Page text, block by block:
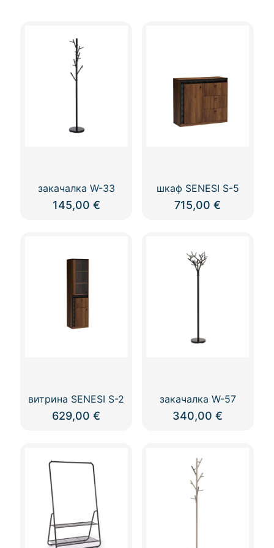
закачалка W-33
145,00 €
may
шкаф SENESI S-5
715,00€
витрина SENESI S-2
629,00€
закачалка W-57
340,00€
multiple
variants.
The